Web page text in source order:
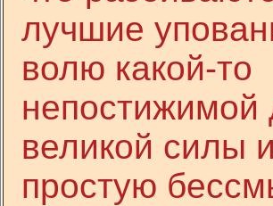
лучшие
волю какой-то
непостижимой
великой силы
простую